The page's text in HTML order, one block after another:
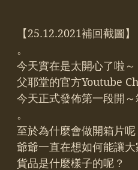
【25.12.2021補回截圖】
。
今天實在是太開心了啦～
父耶堂的官方Youtube
今天正式發佈第一段開～
。
至於為什麼會做開箱片呢
爺爺一直在想如何能讓
貨品是什麼樣子的呢？